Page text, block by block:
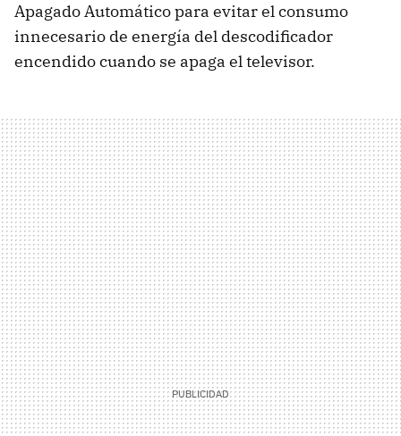
Apagado Automático para evitar el consumo
innecesario de energía del descodificador
encendido cuando se apaga el televisor.